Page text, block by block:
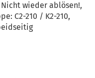
wieder ablösen!,
C2-210 / K2-210,